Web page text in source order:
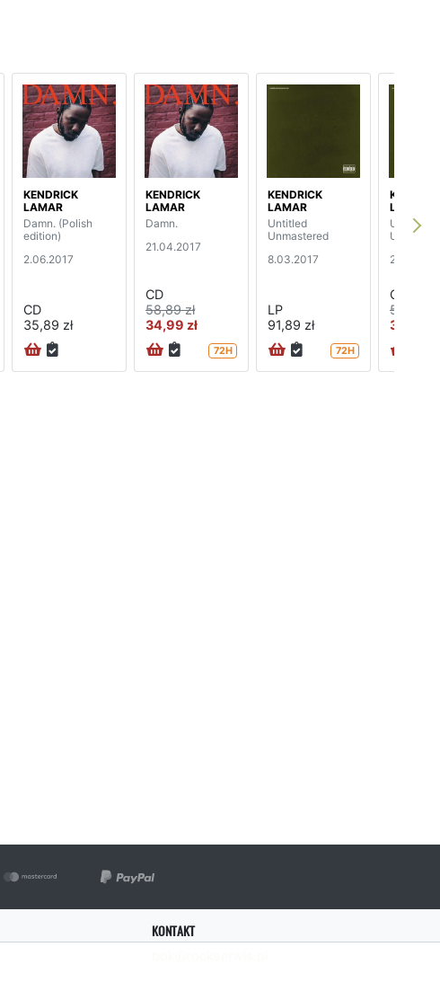
KENDRICK
LAMAR
Damn. (Polish
edition)
2.06.2017
CD
35,89 zł
KENDRICK
LAMAR
Damn.
21.04.2017
CD
58,89 zł
34,99 zł
72H
KENDRICK
LAMAR
Untitled
Unmastered
8.03.2017
LP
91,89 zł
72H
LAMAR
Untitled
CD
58,89 zł
34,99
KONTAKT